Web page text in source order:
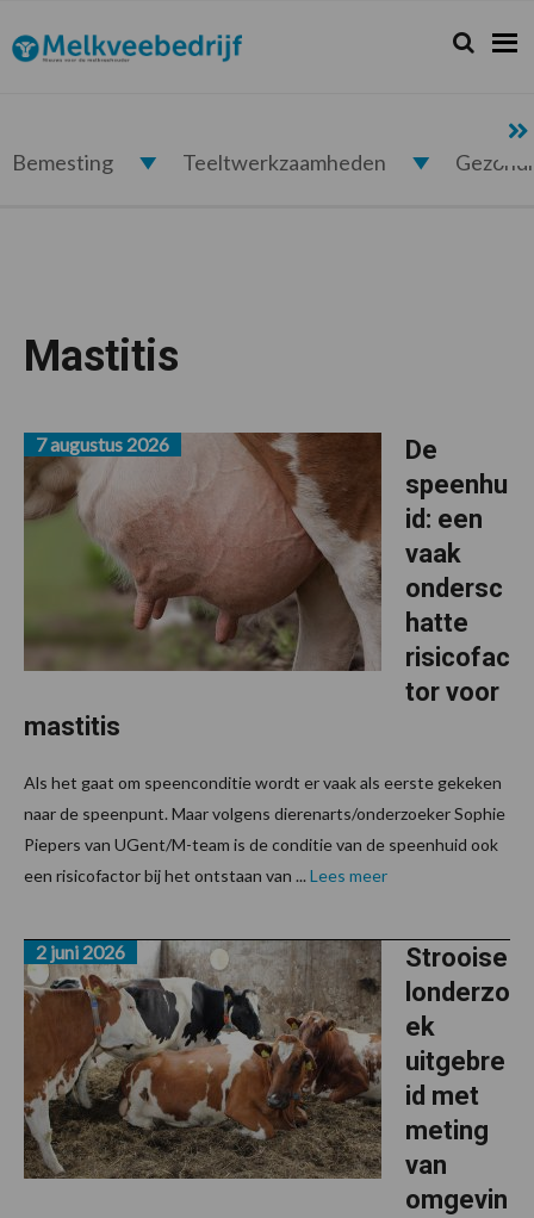
de
hoofdnavigatie
de
hoofd
de
voettekst
Melkveebedrijf.nl Zoeken...
Zoek
Bemesting Teeltwerkzaamheden
Mastitis
De
speenhu
id: een
vaak
ondersc
hatte
risicofac
tor voor
mastitis
7 augustus 2026
Als het gaat om speenconditie wordt er vaak als eerste gekeken
naar de speenpunt. Maar volgens dierenarts/onderzoeker Sophie
Piepers van UGent/M-team is de conditie van de speenhuid ook
een risicofactor bij het ontstaan van ... Lees meer
Strooise
londerzo
ek
uitgebre
id met
meting
van
omgevin
2 juni 2026